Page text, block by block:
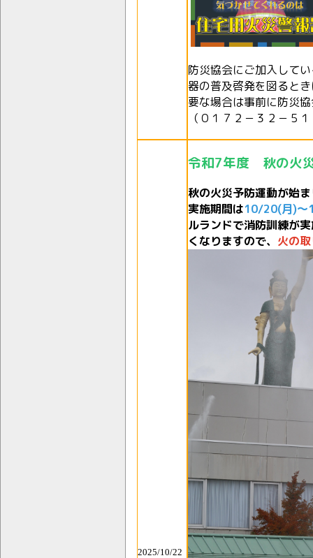
防災協会にご加入して
器の普及啓発を図ると
要な場合は事前に防災
（０１７２－３２－５
2025/10/22
令和7年度 秋の火
秋の火災予防運動が始
実施期間は10/20(月)
ルランドで消防訓練が
くなりますので、 火の